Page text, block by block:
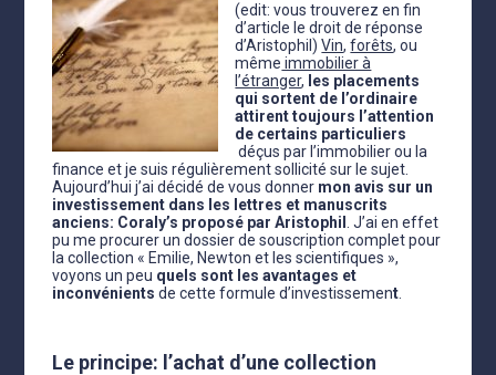
(edit: vous trouverez en fin
d’article le droit de réponse
d’Aristophil)Vin,forêts, ou
même immobilier à
l’étranger, les placements
qui sortent de l’ordinaire
attirent toujours l’attention
de certains particuliers
déçus par l’immobilier ou la
finance et je suis régulièrement sollicité sur le sujet.
Aujourd’hui j’ai décidé de vous donner mon avis sur un
investissement dans les lettres et manuscrits
anciens: Coraly’s proposé par Aristophil
. J’ai en effet
pu me procurer un dossier de souscription complet pour
la collection « Emilie, Newton et les scientifiques »,
voyons un peu quels sont les avantages et
inconvénientsde cette formule d’investissement
Le principe: l’achat d’une collection